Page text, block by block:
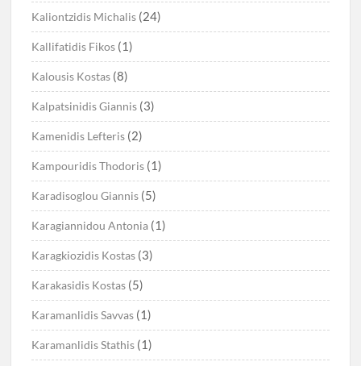
Kaliontzidis Michalis (24)
Kallifatidis Fikos (1)
Kalousis Kostas (8)
Kalpatsinidis Giannis (3)
Kamenidis Lefteris (2)
Kampouridis Thodoris (1)
Karadisoglou Giannis (5)
Karagiannidou Antonia (1)
Karagkiozidis Kostas (3)
Karakasidis Kostas (5)
Karamanlidis Savvas (1)
Karamanlidis Stathis (1)